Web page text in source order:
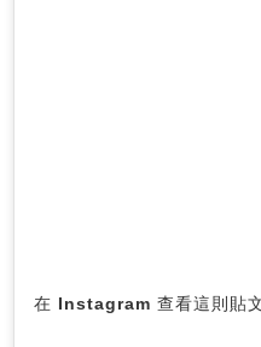
在 Instagram 查看這則貼